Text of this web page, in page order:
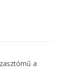
a